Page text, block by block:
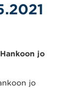
jo
jo